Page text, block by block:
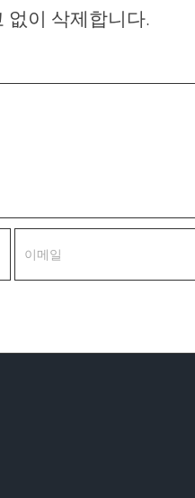
없이 삭제합니다.